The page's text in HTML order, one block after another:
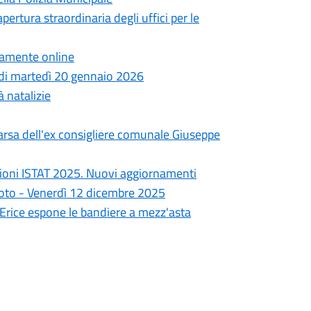
straordinaria degli uffici per le
online
martedì 20 gennaio 2026
natalizie
dell'ex consigliere comunale Giuseppe
ISTAT 2025. Nuovi aggiornamenti
- Venerdì 12 dicembre 2025
espone le bandiere a mezz'asta